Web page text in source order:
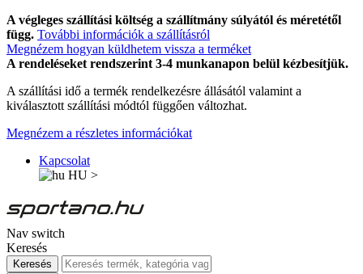
A végleges szállítási költség a szállítmány súlyától és méretétől
függ. További információk a szállításról
Megnézem hogyan küldhetem vissza a terméket
A rendeléseket rendszerint 3-4 munkanapon belül kézbesítjük.
A szállítási idő a termék rendelkezésre állásától valamint a
kiválasztott szállítási módtól függően változhat.
Megnézem a részletes információkat
Kapcsolat
HU >
Nav switch
Keresés
Keresés